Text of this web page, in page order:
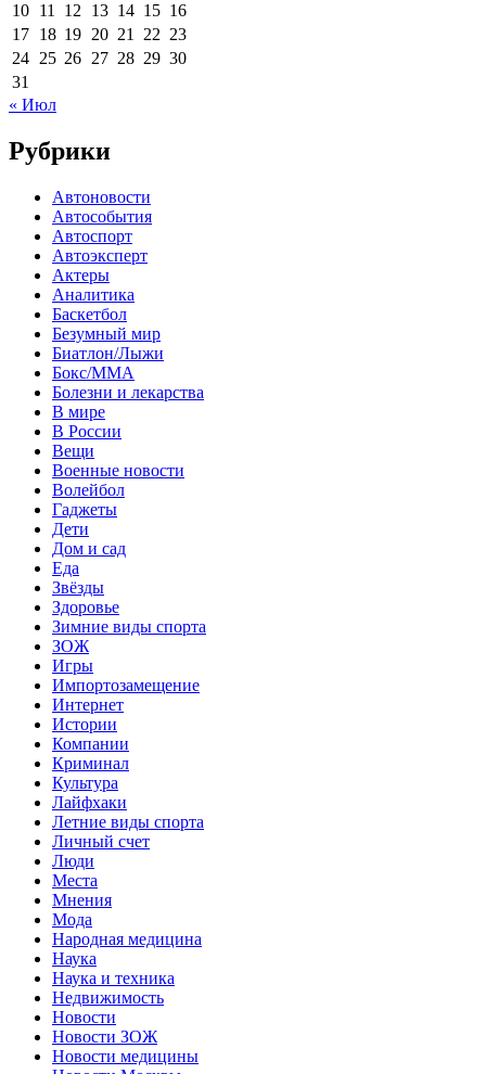
10 11 12 13 14 15 16
17 18 19 20 21 22 23
24 25 26 27 28 29 30
31
« Июл
Рубрики
Автоновости
Автособытия
Автоспорт
Автоэксперт
Актеры
Аналитика
Баскетбол
Безумный мир
Биатлон/Лыжи
Бокс/MMA
Болезни и лекарства
В мире
В России
Вещи
Военные новости
Волейбол
Гаджеты
Дети
Дом и сад
Еда
Звёзды
Здоровье
Зимние виды спорта
ЗОЖ
Игры
Импортозамещение
Интернет
Истории
Компании
Криминал
Культура
Лайфхаки
Летние виды спорта
Личный счет
Люди
Места
Мнения
Мода
Народная медицина
Наука
Наука и техника
Недвижимость
Новости
Новости ЗОЖ
Новости медицины